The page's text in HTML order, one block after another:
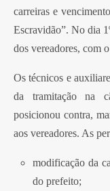
carreiras e
Escravidão”. No dia
dos vereadores, com
Os técnicos e
da tramitação na
posicionou contra,
aos vereadores. As
modificação da
do prefeito;